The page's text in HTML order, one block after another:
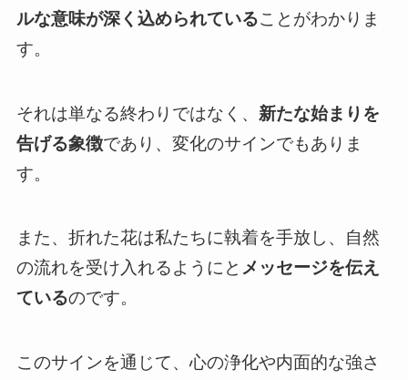
ルな意味が深く込められていることがわかりま
す。
それは単なる終わりではなく、 新たな始まりを
告げる象徴であり、変化のサインでもありま
す。
また、折れた花は私たちに執着を手放し、自然
の流れを受け入れるようにと メッセージを伝え
ているのです。
このサインを通じて、心の浄化や内面的な強さ